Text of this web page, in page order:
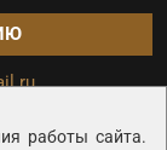
работы сайта.